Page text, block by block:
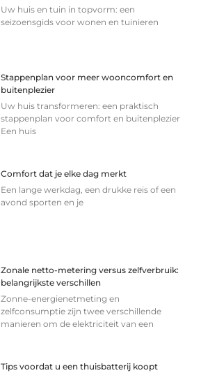
Uw huis en tuin in topvorm: een
seizoensgids voor wonen en tuinieren
Stappenplan voor meer wooncomfort en
buitenplezier
Uw huis transformeren: een praktisch
stappenplan voor comfort en buitenplezier
Een huis
Comfort dat je elke dag merkt
Een lange werkdag, een drukke reis of een
avond sporten en je
Zonale netto-metering versus zelfverbruik:
belangrijkste verschillen
Zonne-energienetmeting en
zelfconsumptie zijn twee verschillende
manieren om de elektriciteit van een
Tips voordat u een thuisbatterij koopt